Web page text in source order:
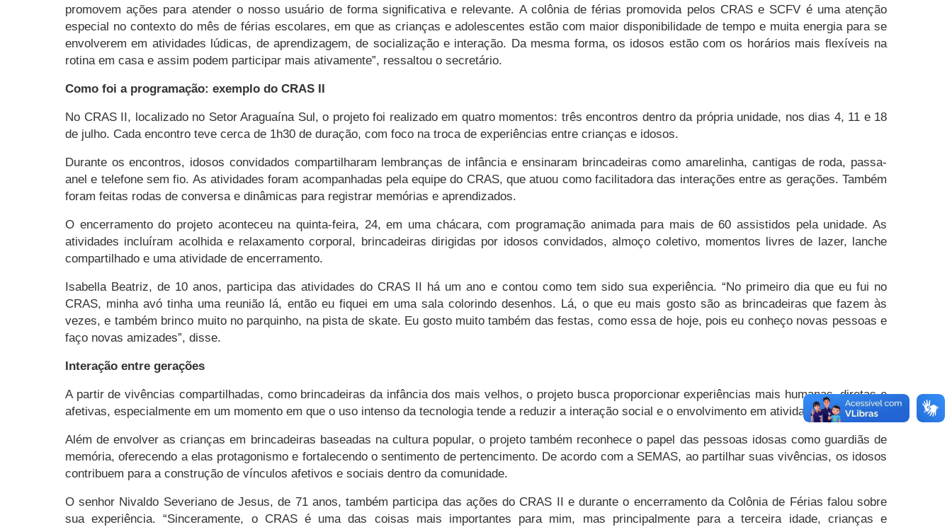
promovem ações para atender o nosso usuário de forma significativa e relevante. A colônia de férias promovida pelos CRAS e SCFV é uma atenção
especial no contexto do mês de férias escolares, em que as crianças e adolescentes estão com maior disponibilidade de tempo e muita energia para se
envolverem em atividades lúdicas, de aprendizagem, de socialização e interação. Da mesma forma, os idosos estão com os horários mais flexíveis na
rotina em casa e assim podem participar mais ativamente”, ressaltou o secretário.
Como foi a programação: exemplo do CRAS II
No CRAS II, localizado no Setor Araguaína Sul, o projeto foi realizado em quatro momentos: três encontros dentro da própria unidade, nos dias 4, 11 e 18
de julho. Cada encontro teve cerca de 1h30 de duração, com foco na troca de experiências entre crianças e idosos.
Durante os encontros, idosos convidados compartilharam lembranças de infância e ensinaram brincadeiras como amarelinha, cantigas de roda, passa-
anel e telefone sem fio. As atividades foram acompanhadas pela equipe do CRAS, que atuou como facilitadora das interações entre as gerações. Também
foram feitas rodas de conversa e dinâmicas para registrar memórias e aprendizados.
O encerramento do projeto aconteceu na quinta-feira, 24, em uma chácara, com programação animada para mais de 60 assistidos pela unidade. As
atividades incluíram acolhida e relaxamento corporal, brincadeiras dirigidas por idosos convidados, almoço coletivo, momentos livres de lazer, lanche
compartilhado e uma atividade de encerramento.
Isabella Beatriz, de 10 anos, participa das atividades do CRAS II há um ano e contou como tem sido sua experiência. “No primeiro dia que eu fui no
CRAS, minha avó tinha uma reunião lá, então eu fiquei em uma sala colorindo desenhos. Lá, o que eu mais gosto são as brincadeiras que fazem às
vezes, e também brinco muito no parquinho, na pista de skate. Eu gosto muito também das festas, como essa de hoje, pois eu conheço novas pessoas e
faço novas amizades”, disse.
Interação entre gerações
A partir de vivências compartilhadas, como brincadeiras da infância dos mais velhos, o projeto busca proporcionar experiências mais humanas, diretas e
afetivas, especialmente em um momento em que o uso intenso da tecnologia tende a reduzir a interação social e o envolvimento em atividades físicas.
Além de envolver as crianças em brincadeiras baseadas na cultura popular, o projeto também reconhece o papel das pessoas idosas como guardiãs de
memória, oferecendo a elas protagonismo e fortalecendo o sentimento de pertencimento. De acordo com a SEMAS, ao partilhar suas vivências, os idosos
contribuem para a construção de vínculos afetivos e sociais dentro da comunidade.
O senhor Nivaldo Severiano de Jesus, de 71 anos, também participa das ações do CRAS II e durante o encerramento da Colônia de Férias falou sobre
sua experiência. “Sinceramente, o CRAS é uma das coisas mais importantes para mim, mas principalmente para a terceira idade, crianças e